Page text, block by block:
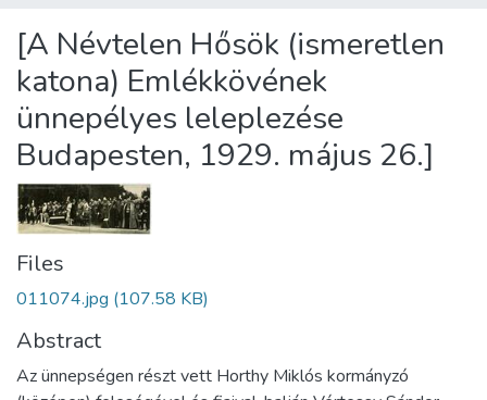
Statistics
About us
[A Névtelen Hősök (ismeretlen
katona) Emlékkövének
ünnepélyes leleplezése
Budapesten, 1929. május 26.]
Files
011074.jpg (107.58 KB)
Abstract
Az ünnepségen részt vett Horthy Miklós kormányzó